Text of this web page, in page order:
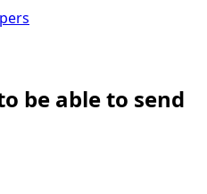
be able to send